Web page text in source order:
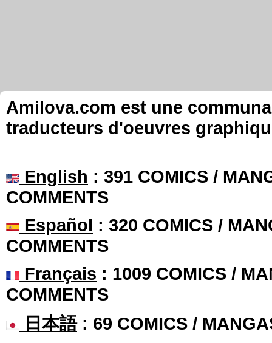
Amilova.com est une
traducteurs d'oeuvres
English : 391 COMICS /
COMMENTS
Español : 320 COMICS /
COMMENTS
Français : 1009 COMICS /
COMMENTS
日本語: 69 COMICS /